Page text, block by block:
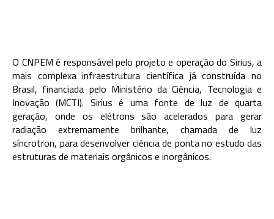
O CNPEM é responsável pelo projeto e operação do Sirius, a
mais complexa infraestrutura científica já construída no
Brasil, financiada pelo Ministério da Ciência, Tecnologia e
Inovação (MCTI). Sirius é uma fonte de luz de quarta
geração, onde os elétrons são acelerados para gerar
radiação extremamente brilhante, chamada de luz
síncrotron, para desenvolver ciência de ponta no estudo das
estruturas de materiais orgânicos e inorgânicos.